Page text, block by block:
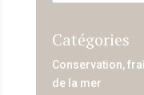
Catégories
Conservation,
de la mer